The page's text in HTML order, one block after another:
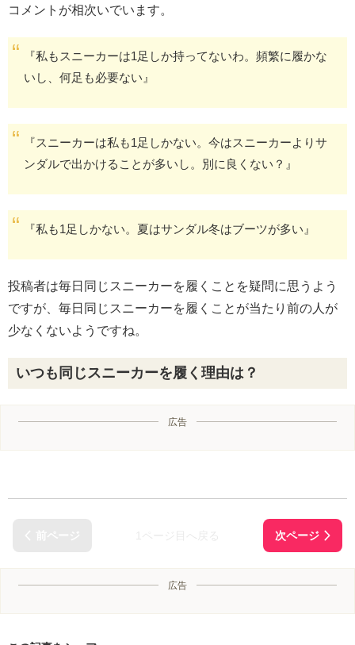
コメントが相次いでいます。
『私もスニーカーは1足しか持ってないわ。頻繁に履かな
いし、何足も必要ない』
『スニーカーは私も1足しかない。今はスニーカーよりサ
ンダルで出かけることが多いし。別に良くない？』
『私も1足しかない。夏はサンダル冬はブーツが多い』
投稿者は毎日同じスニーカーを履くことを疑問に思うよう
ですが、毎日同じスニーカーを履くことが当たり前の人が
少なくないようですね。
いつも同じスニーカーを履く理由は？
広告
広告